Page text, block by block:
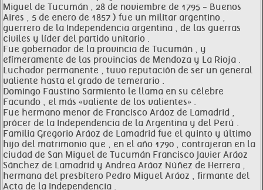
Miguel de Tucumán , 28 de noviembre de 1795 - Buenos
Aires , 5 de enero de 1857 ) fue un militar argentino ,
guerrero de la Independencia argentina , de las guerras
civiles y líder del partido unitario .
Fue gobernador de la provincia de Tucumán , y
efímeramente de las provincias de Mendoza y La Rioja .
Luchador permanente , tuvo reputación de ser un general
valiente hasta el grado de temerario .
Domingo Faustino Sarmiento le llama en su célebre
Facundo , el más «valiente de los valientes» .
Fue hermano menor de Francisco Aráoz de Lamadrid ,
prócer de la Independencia de la Argentina y del Perú .
Familia Gregorio Aráoz de Lamadrid fue el quinto y último
hijo del matrimonio que , en el año 1790 , contrajeran en la
ciudad de San Miguel de Tucumán Francisco Javier Aráoz
Sánchez de Lamadrid y Andrea Aráoz Núñez de Herrera ,
hermana del presbítero Pedro Miguel Aráoz , firmante del
Acta de la Independencia .